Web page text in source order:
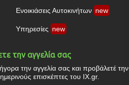
Ενοικιάσεις Αυτοκινήτων new
Υπηρεσίες new
την αγγελία σας
την αγγελία σας και προβάλετέ την
επισκέπτες του IX.gr.